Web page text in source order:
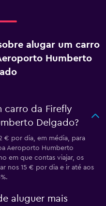
alugar um carro
Humberto
carro da Firefly
Delgado?
€ por dia, em média, para
Aeroporto Humberto
em que contas viajar, os
nos 15 € por dia e ir até aos
aluguer mais